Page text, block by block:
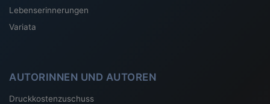
Lebenserinnerungen
Variata
AUTORINNEN UND AUTOREN
Druckkostenzuschuss